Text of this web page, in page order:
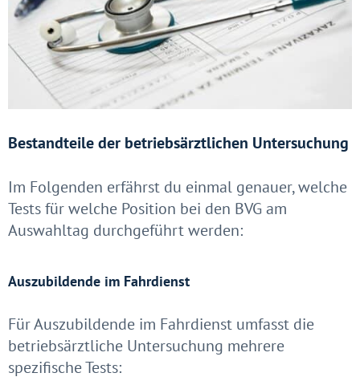
Bestandteile der betriebsärztlichen Untersuchung
Im Folgenden erfährst du einmal genauer, welche
Tests für welche Position bei den BVG am
Auswahltag durchgeführt werden:
Auszubildende im Fahrdienst
Für Auszubildende im Fahrdienst umfasst die
betriebsärztliche Untersuchung mehrere
spezifische Tests: